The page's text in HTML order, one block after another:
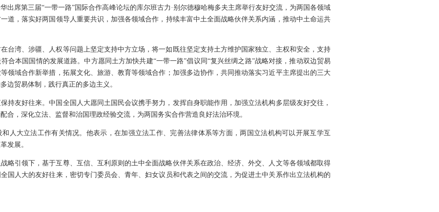
出席第三届“一带一路”国际合作高峰论坛的库尔班古力·别尔德穆哈梅多夫主席举行友好交流，为两国各领域
道，落实好两国领导人重要共识，加强各领域合作，持续丰富中土全面战略伙伴关系内涵，推动中土命运共
台湾、涉疆、人权等问题上坚定支持中方立场，将一如既往坚定支持土方维护国家独立、主权和安全，支持
合本国国情的发展道路。中方愿同土方加快共建“一带一路”倡议同“复兴丝绸之路”战略对接，推动双边贸易
领域合作新举措，拓展文化、旅游、教育等领域合作；加强多边协作，共同推动落实习近平主席提出的三大
边贸易体制，践行真正的多边主义。
持友好往来。中国全国人大愿同土国民会议携手努力，发挥自身职能作用，加强立法机构多层级友好交往，
合，深化立法、监督和治国理政经验交流，为两国务实合作营造良好法治环境。
人大立法工作有关情况。他表示，在加强立法工作、完善法律体系等方面，两国立法机构可以开展互学互
发展。
略引领下，基于互尊、互信、互利原则的土中全面战略伙伴关系在政治、经济、外交、人文等各领域都取得
国人大的友好往来，密切专门委员会、青年、妇女议员和代表之间的交流，为促进土中关系作出立法机构的